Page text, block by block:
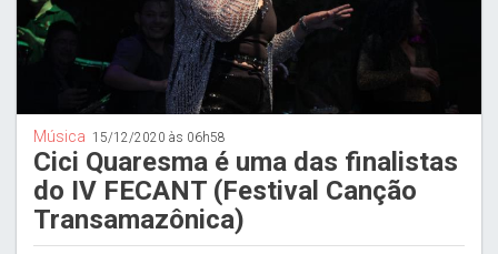
Música 15/12/2020 às 06h58
Cici Quaresma é uma das finalistas
do IV FECANT (Festival Canção
Transamazônica)